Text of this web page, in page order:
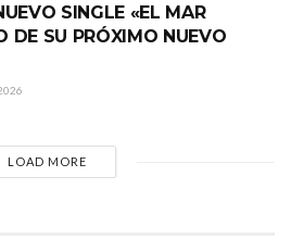
SINGLE «EL MAR
DE SU PRÓXIMO NUEVO
LOAD MORE